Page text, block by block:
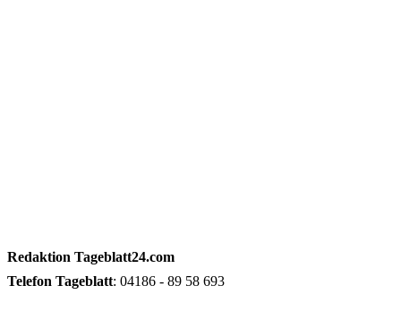
Redaktion Tageblatt24.com
Telefon Tageblatt: 04186 - 89 58 693